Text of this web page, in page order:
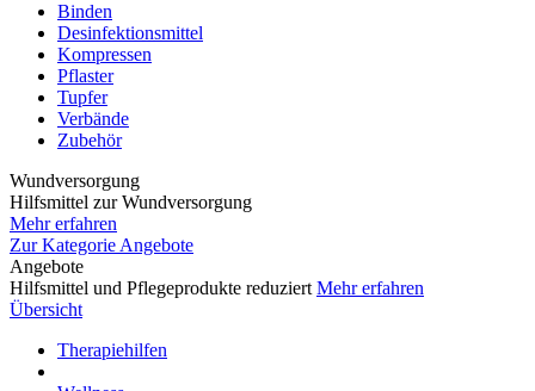
Binden
Desinfektionsmittel
Kompressen
Pflaster
Tupfer
Verbände
Zubehör
Wundversorgung
Hilfsmittel zur Wundversorgung
Mehr erfahren
Zur Kategorie Angebote
Angebote
Hilfsmittel und Pflegeprodukte reduziert Mehr erfahren
Übersicht
Therapiehilfen